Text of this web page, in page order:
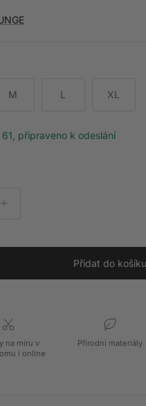
M L XL
připraveno k odeslání
Přidat do košíku
na míru v
i online
Přírodní materiály